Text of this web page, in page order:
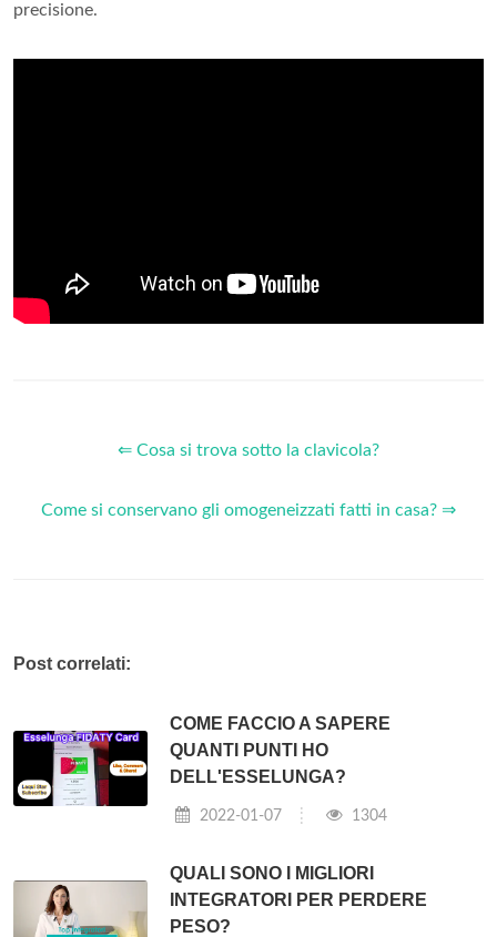
precisione.
⇐ Cosa si trova sotto la clavicola?
Come si conservano gli omogeneizzati fatti in casa? ⇒
Post correlati:
COME FACCIO A SAPERE
QUANTI PUNTI HO
DELL'ESSELUNGA?
2022-01-07 1304
QUALI SONO I MIGLIORI
INTEGRATORI PER PERDERE
PESO?